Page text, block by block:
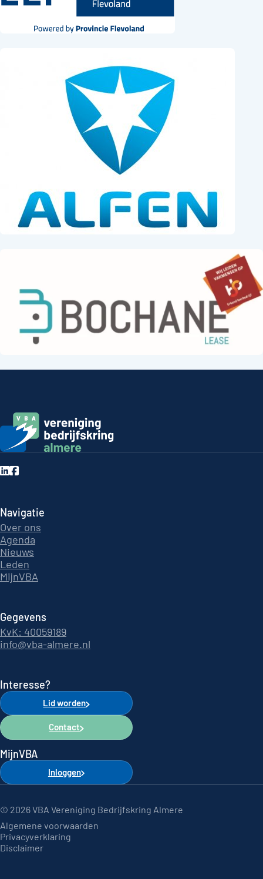
Navigatie
Over ons
Agenda
Nieuws
Leden
MijnVBA
Gegevens
KvK: 40059189
info@vba-almere.nl
Interesse?
Lid worden
Contact
MijnVBA
Inloggen
© 2026 VBA Vereniging Bedrijfskring Almere
Algemene voorwaarden
Privacyverklaring
Disclaimer